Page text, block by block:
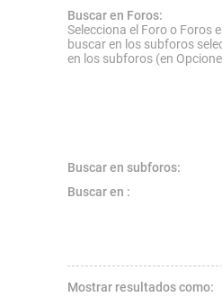
Buscar en Foros:
Selecciona el Foro o Foros
buscar en los subforos
en los subforos (en
Buscar en subforos:
Buscar en :
Mostrar resultados como: